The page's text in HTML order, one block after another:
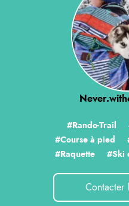
#Rando-Trail
#Course à pied
#Raquette
#Ski
Contacter